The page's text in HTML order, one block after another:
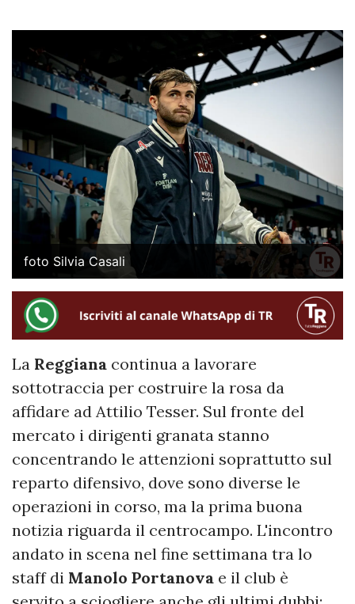
foto Silvia Casali
La Reggiana continua a lavorare
sottotraccia per costruire la rosa da
affidare ad Attilio Tesser. Sul fronte del
mercato i dirigenti granata stanno
concentrando le attenzioni soprattutto sul
reparto difensivo, dove sono diverse le
operazioni in corso, ma la prima buona
notizia riguarda il centrocampo. L'incontro
andato in scena nel fine settimana tra lo
staff di Manolo Portanova e il club è